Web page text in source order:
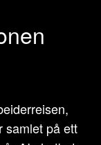
samlet på ett